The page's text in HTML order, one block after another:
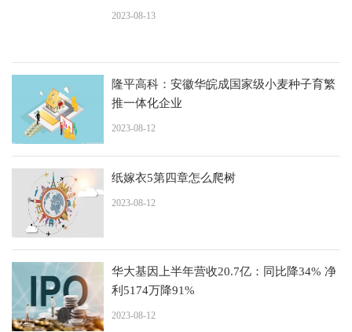
2023-08-13
隆平高科：安徽华皖成国家级小麦种子育繁
推一体化企业
2023-08-12
纸嫁衣5第四章怎么爬树
2023-08-12
华大基因上半年营收20.7亿：同比降34% 净
利5174万降91%
2023-08-12